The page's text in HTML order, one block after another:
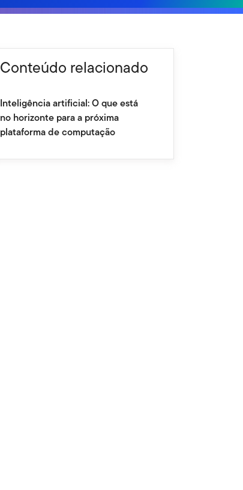
Conteúdo relacionado
Inteligência artificial: O que está
no horizonte para a próxima
plataforma de computação